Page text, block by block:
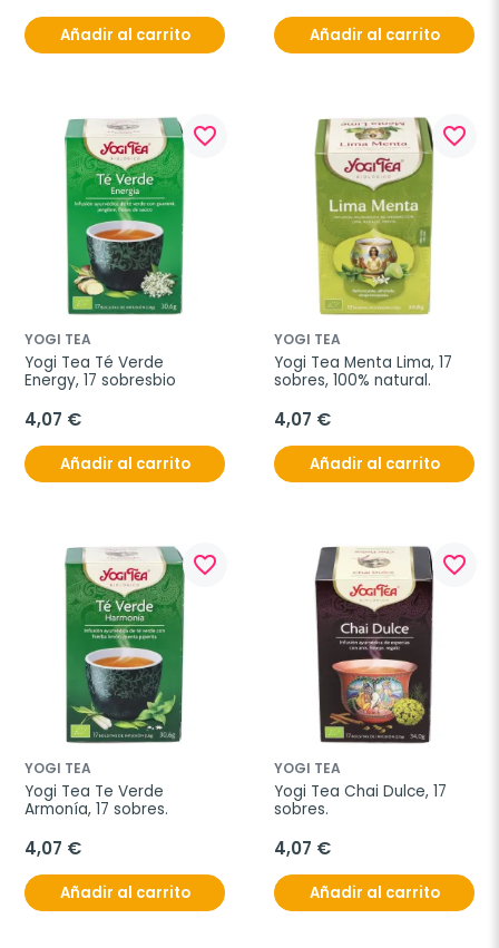
Añadir al carrito Añadir al carrito
favorite_border
YOGI TEA
Yogi Tea Té Verde
Energy, 17 sobresbio
4,07 €
Añadir al carrito
favorite_border
YOGI TEA
Yogi Tea Menta Lima, 17
sobres, 100% natural.
4,07 €
Añadir al carrito
favorite_border
YOGI TEA
Yogi Tea Te Verde
Armonía, 17 sobres.
4,07 €
Añadir al carrito
favorite_border
YOGI TEA
Yogi Tea Chai Dulce, 17
sobres.
4,07 €
Añadir al carrito